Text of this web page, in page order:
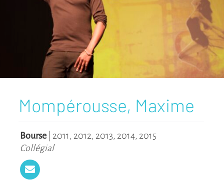
Mompérousse, Maxime
Bourse 2011 , 2012 , 2013, 2014, 2015
Collégial